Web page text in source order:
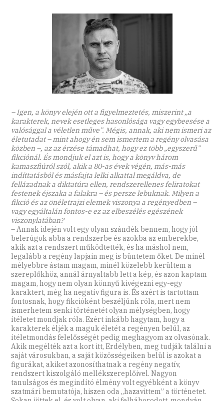
– Igen, a könyv elején ott a figyelmeztetés, miszerint „a
karakterek, nevek esetleges hasonlósága vagy egybeesése a
valósággal a véletlen műve”. Mégis, annak, aki nem ismeri az
életutadat – mint ahogy én sem ismertem a regény olvasása
közben –, az az érzése támadhat, hogy ez több „egyszerű”
fikciónál. És mondjuk el azt is, hogy a könyv három
kamaszfiúról szól, akik a 80-as évek végén, más-más
indíttatásból és másfajta lelki alkattal megáldva, de
fellázadnak a diktatúra ellen, rendszerellenes feliratokat
festenek éjszaka a falakra – és persze lebuknak. Milyen a
fikció és az önéletrajzi elemek viszonya a regényedben –
vagy egyáltalán fontos-e ez az elbeszélés egészének
viszonylatában?
– Annak idején volt egy olyan szándék bennem, hogy jól
belerúgok abba a rendszerbe és azokba az emberekbe,
akik azt a rendszert működtették, és ha máshol nem,
legalább a regény lapjain meg is büntetem őket. De minél
mélyebbre ástam magam, minél közelebb kerültem a
szereplőkhöz, annál árnyaltabb lett a kép, és azon kaptam
magam, hogy nem olyan könnyű kivégezni egy-egy
karaktert, még ha negatív figura is. És azért is tartottam
fontosnak, hogy fikcióként beszéljünk róla, mert nem
ismerhetem senki történetét olyan mélységben, hogy
ítéletet mondjak róla. Ezért inkább hagytam, hogy a
karakterek éljék a maguk életét a regényen belül, az
ítéletmondás felelősségét pedig meghagyom az olvasónak.
Akik megélték azt a kort itt, Erdélyben, meg tudják találni a
saját városukban, a saját közösségeiken belül is azokat a
figurákat, akiket azonosíthatnak a regény negatív,
rendszert kiszolgáló mellékszereplőivel. Nagyon
tanulságos és megindító élmény volt egyébként a könyv
szatmári bemutatója, hiszen oda „hazavittem” a történetet.